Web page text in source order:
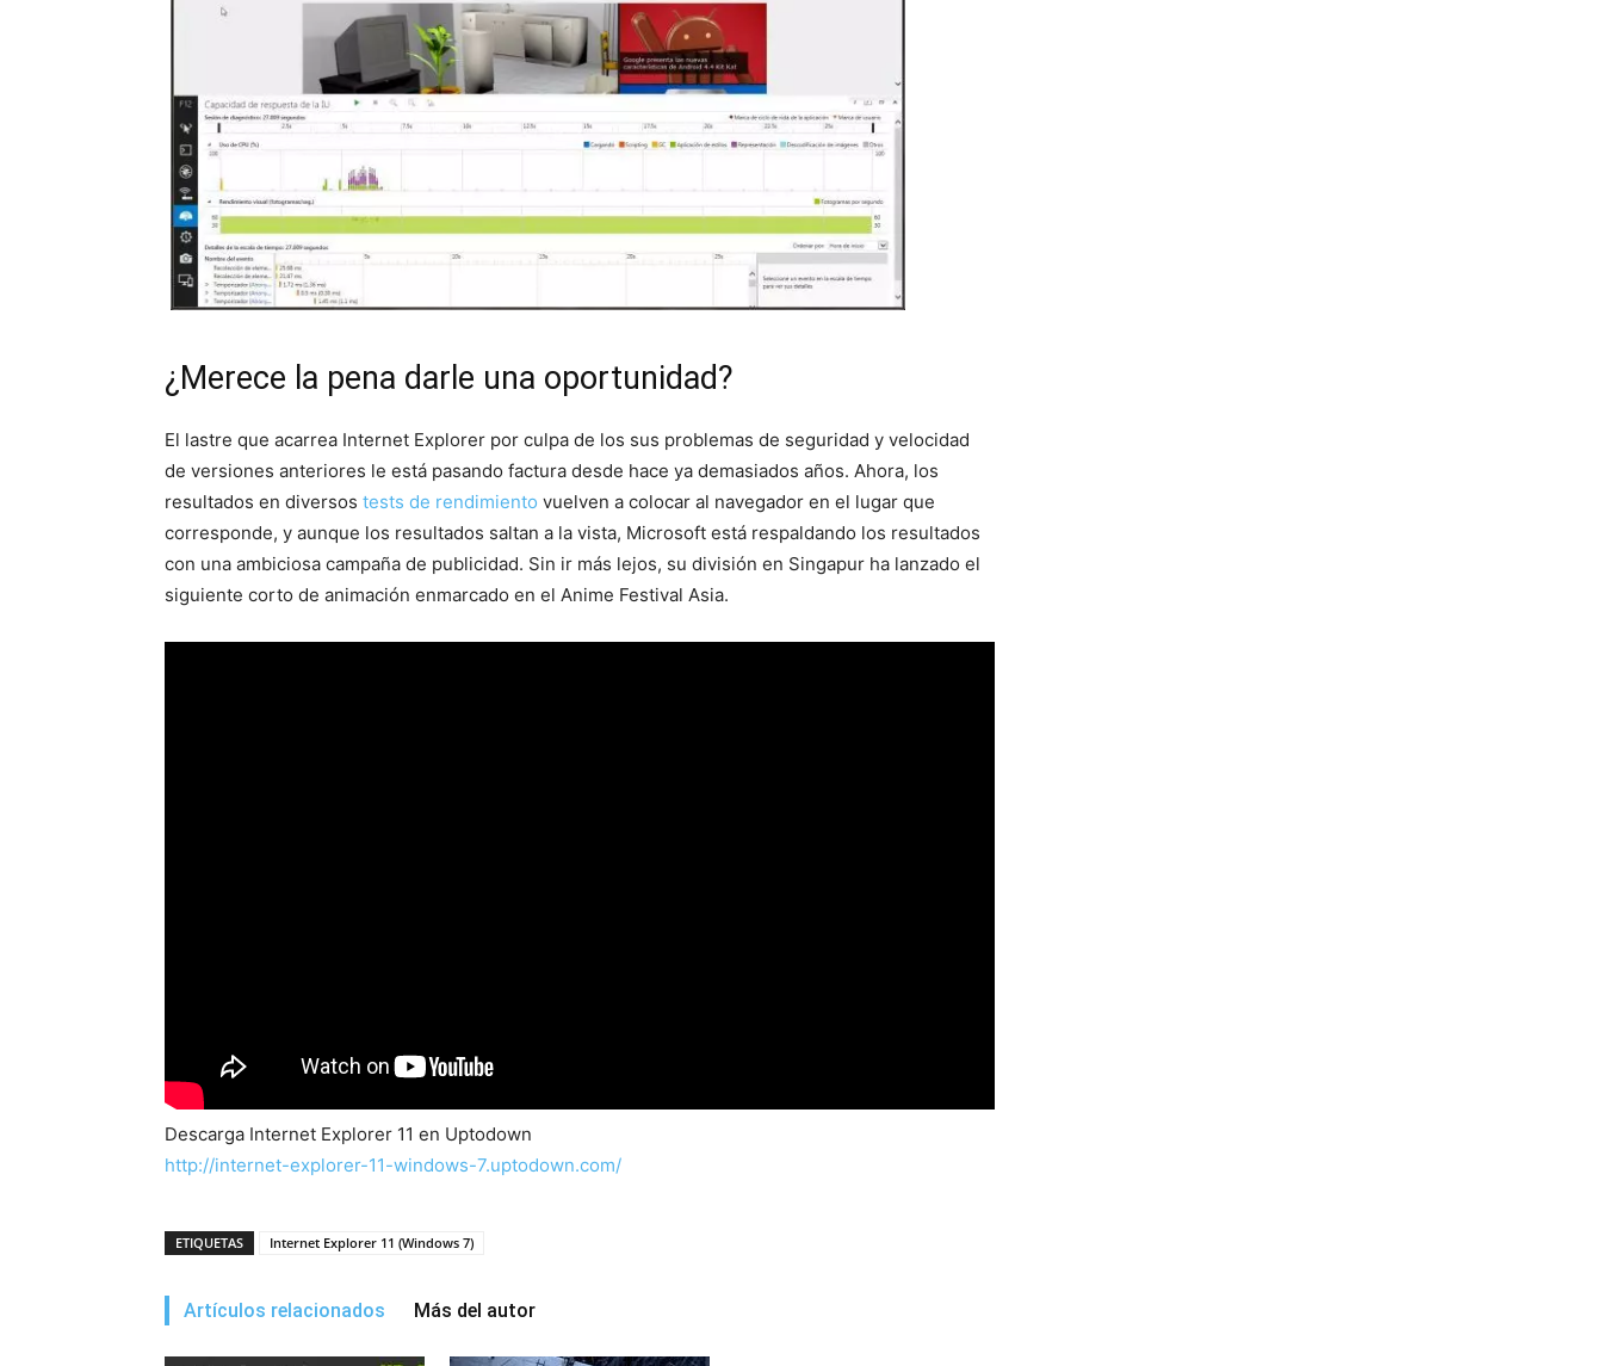
¿Merece la pena darle una oportunidad?
El lastre que acarrea Internet Explorer por culpa de los sus problemas de seguridad y velocidad
de versiones anteriores le está pasando factura desde hace ya demasiados años. Ahora, los
resultados en diversos tests de rendimiento vuelven a colocar al navegador en el lugar que
corresponde, y aunque los resultados saltan a la vista, Microsoft está respaldando los resultados
con una ambiciosa campaña de publicidad. Sin ir más lejos, su división en Singapur ha lanzado el
siguiente corto de animación enmarcado en el Anime Festival Asia.
Descarga Internet Explorer 11 en Uptodown
http://internet-explorer-11-windows-7.uptodown.com/
ETIQUETAS Internet Explorer 11 (Windows 7)
Artículos relacionados Más del autor